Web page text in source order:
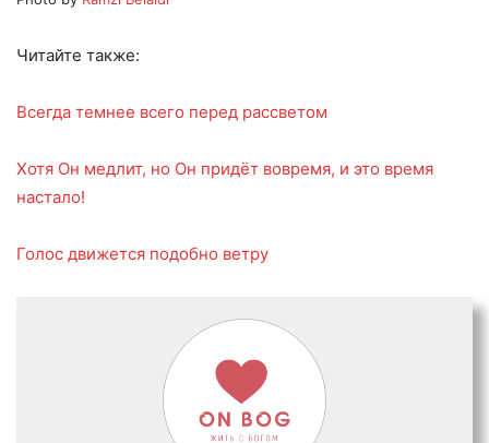
Читайте также:
Всегда темнее всего перед рассветом
Хотя Он медлит, но Он придёт вовремя, и это время
настало!
Голос движется подобно ветру